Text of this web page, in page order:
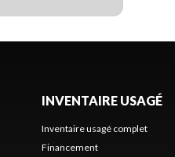
INVENTAIRE USAGÉ
Inventaire usagé complet
Financement